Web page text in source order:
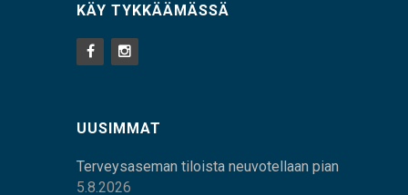
KÄY TYKKÄÄMÄSSÄ
UUSIMMAT
Terveysaseman tiloista neuvotellaan pian
5.8.2026